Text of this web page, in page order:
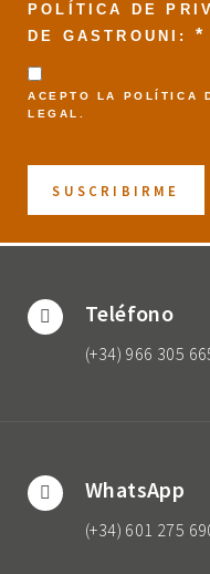
POLÍTICA DE
DE GASTROUNI: *
ACEPTO LA POLÍTICA
LEGAL
Teléfono
(+34) 966 305
WhatsApp
(+34) 601 275